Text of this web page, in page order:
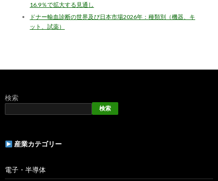
16.9％で拡大する見通し
ドナー輸血診断の世界及び日本市場2026年：種類別（機器、キ
ット、試薬）
検索
検索
産業カテゴリー
電子・半導体